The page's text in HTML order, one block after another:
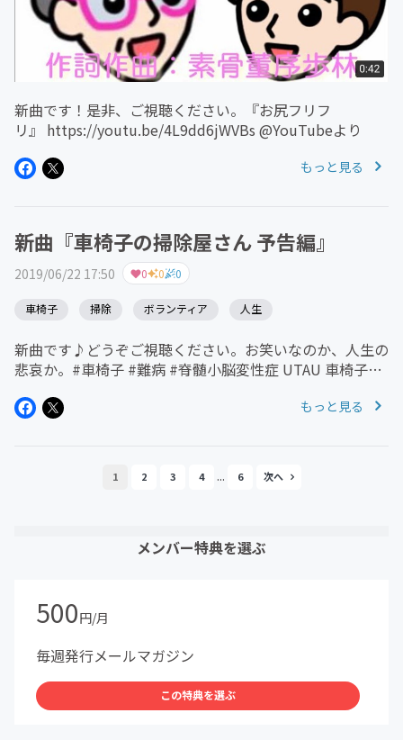
新曲です！是非、ご視聴ください。『お尻フリフ
リ』 https://youtu.be/4L9dd6jWVBs @YouTubeより
もっと見る
新曲『車椅子の掃除屋さん 予告編』
2019/06/22 17:50 0 0 0
車椅子 掃除 ボランティア 人生
新曲です♪どうぞご視聴ください。お笑いなのか、人生の
悲哀か。#車椅子 #難病 #脊髄小脳変性症 UTAU 車椅子の
@YouTubeよりhttps://w...
もっと見る
1 2 3 4 ... 6
メンバー特典を選ぶ
500円/月
毎週発行メールマガジン
この特典を選ぶ